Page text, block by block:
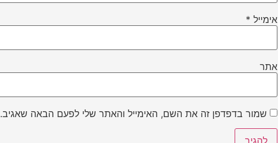
אימייל *
אתר
שמור בדפדפן זה את השם, האימייל והאתר שלי לפעם הבאה שאגיב.